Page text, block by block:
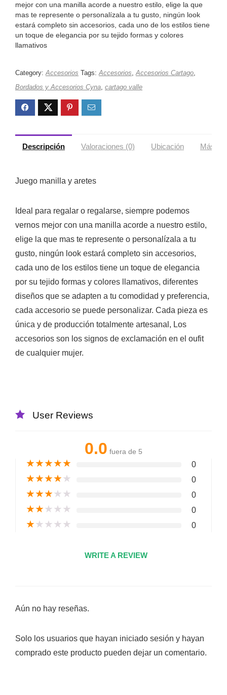
mejor con una manilla acorde a nuestro estilo, elige la que
mas te represente o personalízala a tu gusto, ningún look
estará completo sin accesorios, cada uno de los estilos tiene
un toque de elegancia por su tejido formas y colores
llamativos
Category:Accesorios Tags:Accesorios,Accesorios Cartago,
Bordados y Accesorios Cyna, cartago valle
Descripción Valoraciones (0) Ubicación Más
Juego manilla y aretes
Ideal para regalar o regalarse, siempre podemos
vernos mejor con una manilla acorde a nuestro estilo,
elige la que mas te represente o personalízala a tu
gusto, ningún look estará completo sin accesorios,
cada uno de los estilos tiene un toque de elegancia
por su tejido formas y colores llamativos, diferentes
diseños que se adapten a tu comodidad y preferencia,
cada accesorio se puede personalizar. Cada pieza es
única y de producción totalmente artesanal, Los
accesorios son los signos de exclamación en el oufit
de cualquier mujer.
User Reviews
0.0 fuera de 5
★★★★★ 0
★★★★★ 0
★★★★★ 0
★★★★★ 0
★★★★★ 0
WRITE A REVIEW
Aún no hay reseñas.
Solo los usuarios que hayan iniciado sesión y hayan
comprado este producto pueden dejar un comentario.